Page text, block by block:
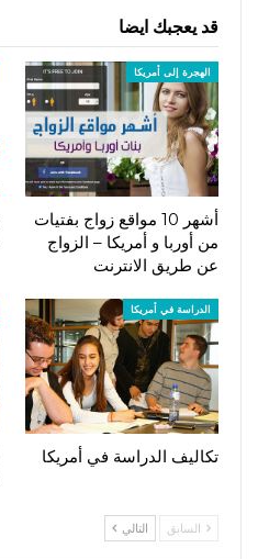
قد يعجبك ايضا
الهجرة إلى أمريكا
أشهر 10 مواقع زواج بفتيات
من أوربا و أمريكا – الزواج
عن طريق الانترنت
الدراسة في أمريكا
تكاليف الدراسة في أمريكا
السابق التالي